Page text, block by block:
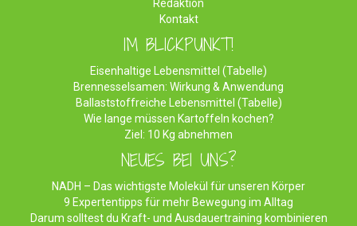
Redaktion
Kontakt
IM BLICKPUNKT!
Eisenhaltige Lebensmittel (Tabelle)
Brennesselsamen: Wirkung & Anwendung
Ballaststoffreiche Lebensmittel (Tabelle)
Wie lange müssen Kartoffeln kochen?
Ziel: 10 Kg abnehmen
NEUES BEI UNS?
NADH – Das wichtigste Molekül für unseren Körper
9 Expertentipps für mehr Bewegung im Alltag
Darum solltest du Kraft- und Ausdauertraining kombinieren